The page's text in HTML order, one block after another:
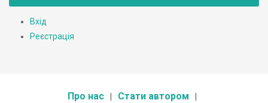
Вхід
Реєстрація
Про нас Стати автором